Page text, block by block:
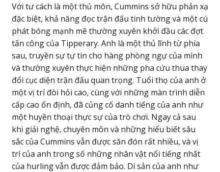
Với tư cách là một thủ môn, Cummins sở hữu phản xạ
đặc biệt, khả năng đọc trận đấu tinh tường và một cú
phát bóng mạnh mẽ thường xuyên khởi đầu các đợt
tấn công của Tipperary. Anh là một thủ lĩnh từ phía
sau, truyền sự tự tin cho hàng phòng ngự của mình
và thường xuyên thực hiện những pha cứu thua thay
đổi cục diện trận đấu quan trọng. Tuổi thọ của anh ở
một vị trí đòi hỏi cao, cùng với những màn trình diễn
cấp cao ổn định, đã củng cố danh tiếng của anh như
một huyền thoại thực sự của trò chơi. Ngay cả sau
khi giải nghệ, chuyên môn và những hiểu biết sâu
sắc của Cummins vẫn được săn đón rất nhiều, và vị
trí của anh trong số những nhân vật nổi tiếng nhất
của hurling vẫn được đảm bảo. Di sản của anh như